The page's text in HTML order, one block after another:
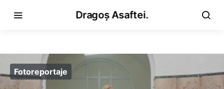
Dragoș Asaftei.
Fotoreportaje